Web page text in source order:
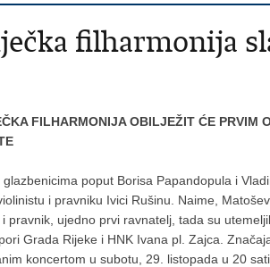
filharmonija
FILHARMONIJA OBILJEŽIT ĆE PRVIM
poput Borisa Papandopula i
i pravniku Ivici Rušinu. Naime,
pravnik, ujedno prvi ravnatelj, tada su
Grada Rijeke i HNK Ivana pl. Zajca.
koncertom u subotu, 29. listopada u 20